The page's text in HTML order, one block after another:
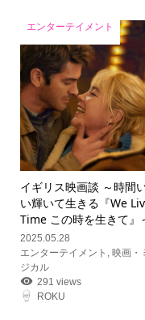
エンターテイメント
イギリス映画談 ～時間
い輝いて生きる『We
Time この時を生きて』
2025.05.28
エンターテイメント , 映画・
ジカル
291 views
ROKU